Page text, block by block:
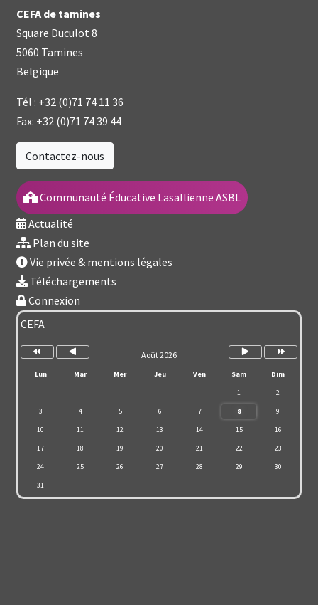
CEFA de tamines
Square Duculot 8
5060 Tamines
Belgique
Tél : +32 (0)71 74 11 36
Fax: +32 (0)71 74 39 44
Contactez-nous
Communauté Éducative Lasallienne ASBL
Actualité
Plan du site
Vie privée & mentions légales
Téléchargements
Connexion
CEFA
Année
précédente
Mois
précédent
suivante
suivant
Août 2026
Lun Mar Mer Jeu Ven Sam
Dim
1
2
3
4 5 6 7 8
9
10
11 12 13 14 15
16
17
18 19 20 21 22
23
24
25 26 27 28 29
30
31